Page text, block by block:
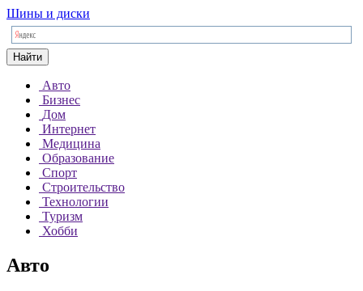
Шины и диски
Найти
Авто
Бизнес
Дом
Интернет
Медицина
Образование
Спорт
Строительство
Технологии
Туризм
Хобби
Авто